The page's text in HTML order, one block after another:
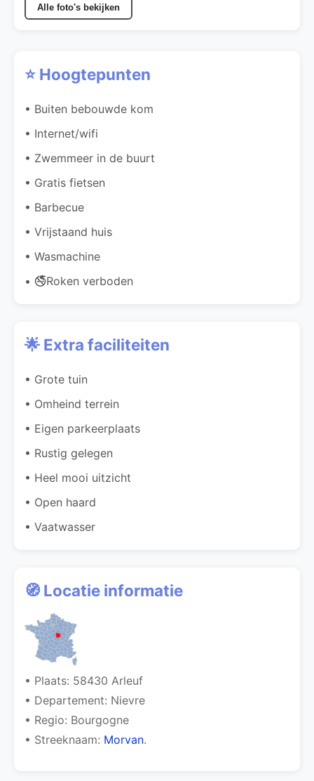
Alle foto's bekijken
⭐ Hoogtepunten
• Buiten bebouwde kom
• Internet/wifi
• Zwemmeer in de buurt
• Gratis fietsen
• Barbecue
• Vrijstaand huis
• Wasmachine
• 🚭Roken verboden
🌟 Extra faciliteiten
• Grote tuin
• Omheind terrein
• Eigen parkeerplaats
• Rustig gelegen
• Heel mooi uitzicht
• Open haard
• Vaatwasser
🧭 Locatie informatie
• Plaats: 58430 Arleuf
• Departement: Nievre
• Regio: Bourgogne
• Streeknaam: Morvan.